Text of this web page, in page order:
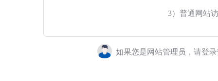
3）普通网站
如果您是网站管理员，请登